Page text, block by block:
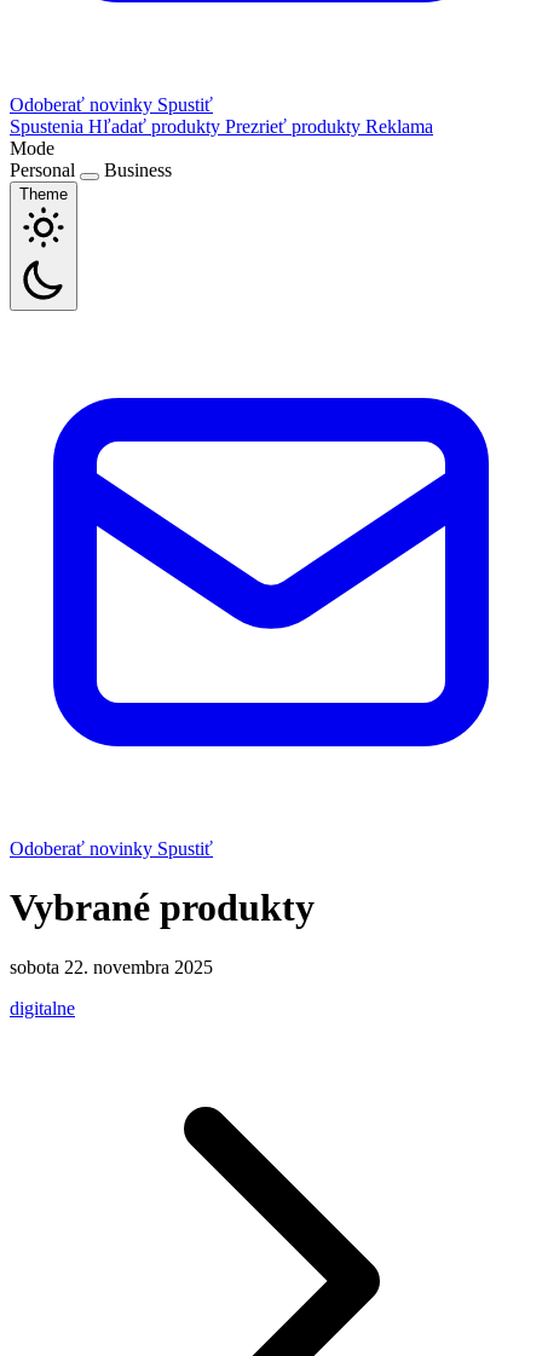
Odoberať novinky Spustiť
Spustenia Hľadať produkty Prezrieť produkty Reklama
Mode
Personal
Business
Theme
Odoberať novinky Spustiť
Vybrané produkty
sobota 22. novembra 2025
digitalne